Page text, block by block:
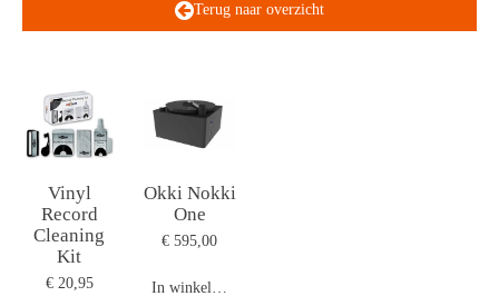
Terug naar overzicht
Vinyl
Record
Cleaning
Kit
€ 20,95
Okki Nokki
One
€ 595,00
In winkelwagen